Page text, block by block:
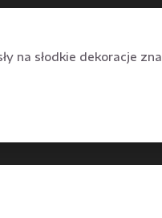
na słodkie dekoracje